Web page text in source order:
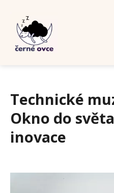
Technické
Okno do
inovace